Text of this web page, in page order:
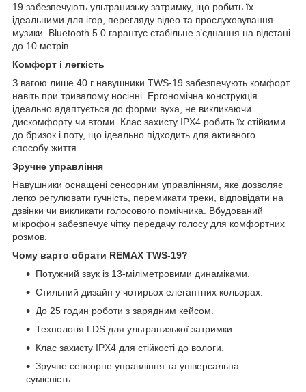
19 забезпечують ультранизьку затримку, що робить їх
ідеальними для ігор, перегляду відео та прослуховування
музики. Bluetooth 5.0 гарантує стабільне з’єднання на відстані
до 10 метрів.
Комфорт і легкість
З вагою лише 40 г навушники TWS-19 забезпечують комфорт
навіть при тривалому носінні. Ергономічна конструкція
ідеально адаптується до форми вуха, не викликаючи
дискомфорту чи втоми. Клас захисту IPX4 робить їх стійкими
до бризок і поту, що ідеально підходить для активного
способу життя.
Зручне управління
Навушники оснащені сенсорним управлінням, яке дозволяє
легко регулювати гучність, перемикати треки, відповідати на
дзвінки чи викликати голосового помічника. Вбудований
мікрофон забезпечує чітку передачу голосу для комфортних
розмов.
Чому варто обрати REMAX TWS-19?
Потужний звук із 13-міліметровими динаміками.
Стильний дизайн у чотирьох елегантних кольорах.
До 25 годин роботи з зарядним кейсом.
Технологія LDS для ультранизької затримки.
Клас захисту IPX4 для стійкості до вологи.
Зручне сенсорне управління та універсальна
сумісність.